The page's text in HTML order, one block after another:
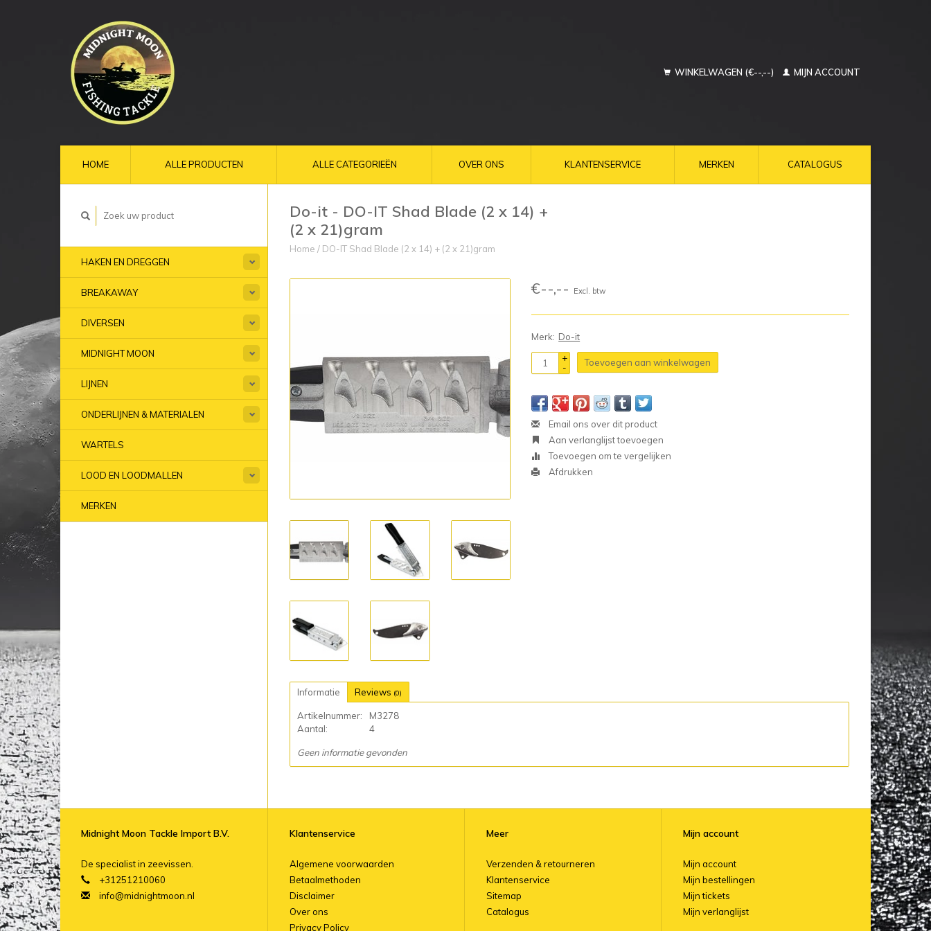
WINKELWAGEN (€--,--) MIJN ACCOUNT
HOME ALLE PRODUCTEN ALLE CATEGORIEËN OVER ONS KLANTENSERVICE MERKEN CATALOGUS
HAKEN EN DREGGEN
BREAKAWAY
DIVERSEN
MIDNIGHT MOON
LIJNEN
ONDERLIJNEN & MATERIALEN
WARTELS
LOOD EN LOODMALLEN
MERKEN
Do-it - DO-IT Shad Blade (2 x 14) +
(2 x 21)gram
Home / DO-IT Shad Blade (2 x 14) + (2 x 21)gram
€--,-- Excl. btw
Merk: Do-it
+
-
Toevoegen aan winkelwagen
Email ons over dit product
Aan verlanglijst toevoegen
Toevoegen om te vergelijken
Afdrukken
Informatie Reviews (0)
Artikelnummer:
M3278
Aantal:
4
Geen informatie gevonden
Midnight Moon Tackle Import B.V.
De specialist in zeevissen.
+31251210060
info@midnightmoon.nl
Klantenservice
Algemene voorwaarden
Betaalmethoden
Disclaimer
Over ons
Privacy Policy
Meer
Verzenden & retourneren
Klantenservice
Sitemap
Catalogus
Mijn account
Mijn account
Mijn bestellingen
Mijn tickets
Mijn verlanglijst